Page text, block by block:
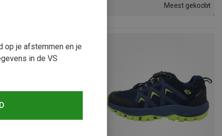
Meest gekocht
op je afstemmen en je
in de VS